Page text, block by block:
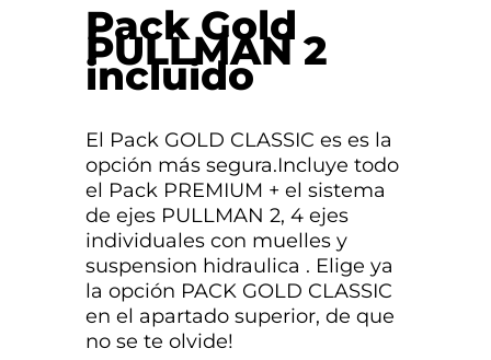
Pack Gold
PULLMAN 2
incluido
El Pack GOLD CLASSIC es es la
opción más segura.Incluye todo
el Pack PREMIUM + el sistema
de ejes PULLMAN 2, 4 ejes
individuales con muelles y
suspension hidraulica . Elige ya
la opción PACK GOLD CLASSIC
en el apartado superior, de que
no se te olvide!